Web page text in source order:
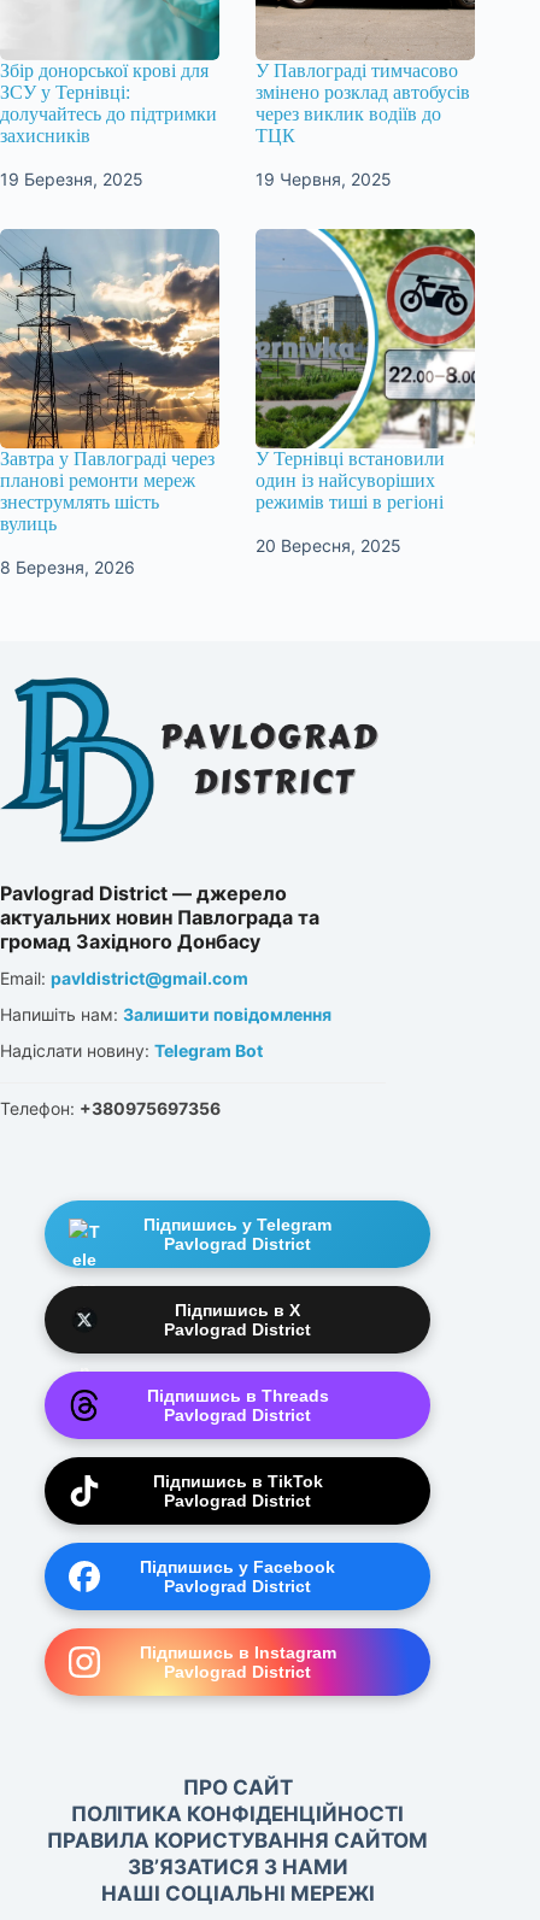
Збір донорської крові для
ЗСУ у Тернівці:
долучайтесь до підтримки
захисників
19 Березня, 2025
У Павлограді тимчасово
змінено розклад автобусів
через виклик водіїв до
ТЦК
19 Червня, 2025
Завтра у Павлограді через
планові ремонти мереж
знеструмлять шість
вулиць
8 Березня, 2026
У Тернівці встановили
один із найсуворіших
режимів тиші в регіоні
20 Вересня, 2025
Pavlograd District — джерело
актуальних новин Павлограда та
громад Західного Донбасу
Email: pavldistrict@gmail.com
Напишіть нам: Залишити повідомлення
Надіслати новину: Telegram Bot
Телефон: +380975697356
Підпишись у Telegram
Pavlograd District
Підпишись в X
Pavlograd District
Підпишись в Threads
Pavlograd District
Підпишись в TikTok
Pavlograd District
Підпишись у Facebook
Pavlograd District
Підпишись в Instagram
Pavlograd District
ПРО САЙТ
ПОЛІТИКА КОНФІДЕНЦІЙНОСТІ
ПРАВИЛА КОРИСТУВАННЯ САЙТОМ
ЗВ’ЯЗАТИСЯ З НАМИ
НАШІ СОЦІАЛЬНІ МЕРЕЖІ